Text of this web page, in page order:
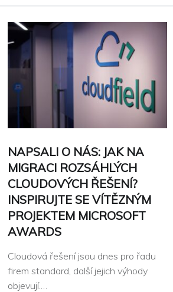
NAPSALI O NÁS: JAK NA
MIGRACI ROZSÁHLÝCH
CLOUDOVÝCH ŘEŠENÍ?
INSPIRUJTE SE VÍTĚZNÝM
PROJEKTEM MICROSOFT
AWARDS
Cloudová řešení jsou dnes pro řadu
firem standard, další jejich výhody
objevují.…